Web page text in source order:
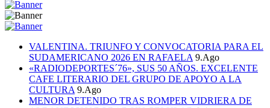
VALENTINA. TRIUNFO Y CONVOCATORIA PARA EL
SUDAMERICANO 2026 EN RAFAELA 9.Ago
«RADIODEPORTES´76», SUS 50 AÑOS. EXCELENTE
CAFE LITERARIO DEL GRUPO DE APOYO A LA
CULTURA 9.Ago
MENOR DETENIDO TRAS ROMPER VIDRIERA DE